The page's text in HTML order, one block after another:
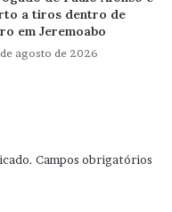
a tiros dentro de
em Jeremoabo
agosto de 2026
Campos obrigatórios